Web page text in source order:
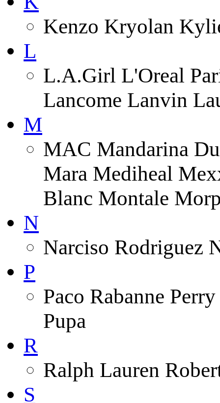
Kenzo Kryolan
L
L.A.Girl L'Oreal
Lancome Lanvin
M
MAC Mandarina
Mara Mediheal
Blanc Montale
N
Narciso Rodriguez
P
Paco Rabanne
Pupa
R
Ralph Lauren
S